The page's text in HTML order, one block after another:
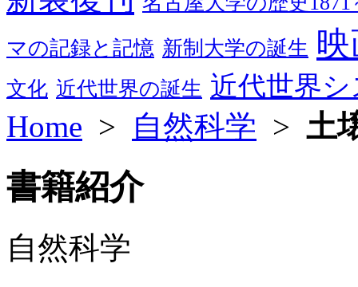
マの記録と記憶 新制大学の誕生
文化 近代世界の誕生 近代世界
Home > 自然科学 > 土
書籍紹介
自然科学